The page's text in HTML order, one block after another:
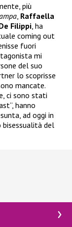
più
Raffaella
Filippi , ha
coming out
fuori
mi
del suo
lo scoprisse
mancate.
ci sono stati
hanno
ad oggi in
bisessualità del